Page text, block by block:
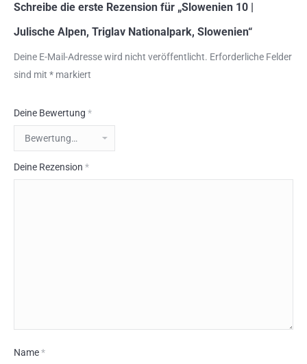
Schreibe die erste Rezension für „Slowenien 10 |
Julische Alpen, Triglav Nationalpark, Slowenien“
Deine E-Mail-Adresse wird nicht veröffentlicht. Erforderliche Felder
sind mit * markiert
Deine Bewertung *
Deine Rezension *
Name*